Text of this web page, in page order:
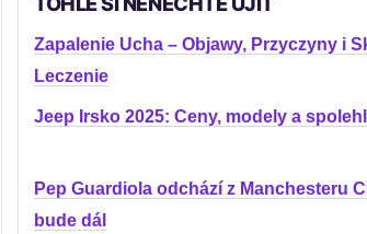
Zapalenie Ucha – Objawy, Przyczyny i
Leczenie
Jeep Irsko 2025: Ceny, modely a
Pep Guardiola odchází z Manchesteru
bude dál